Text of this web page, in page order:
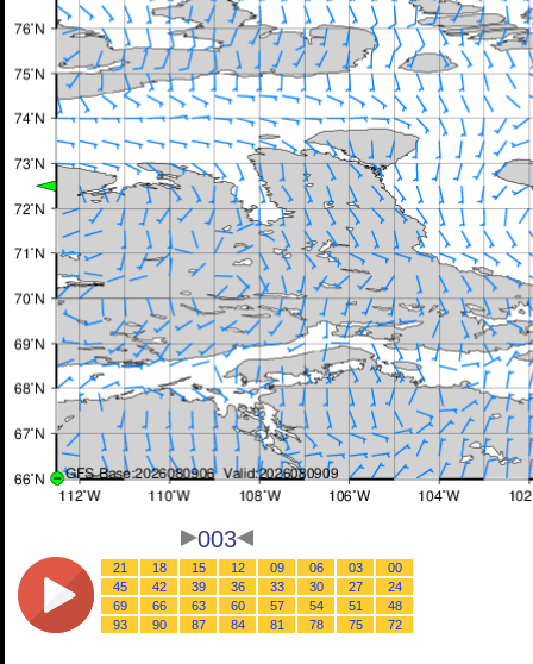
003
00
03
06
09
12
15
18
21
24
27
30
33
36
39
42
45
48
51
54
57
60
63
66
69
72
75
78
81
84
87
90
93